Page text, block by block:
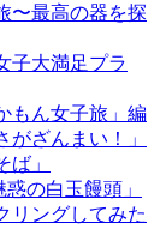
〜最高の器を探
子大満足プラ
もん女子旅」編
ざんまい！」
」
の白玉饅頭」
リングしてみた